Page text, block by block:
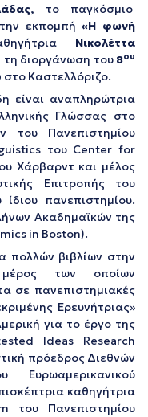
το παγκόσμιο
εκπομπή«Η φωνή
Νικολέττα
διοργάνωση του 8ου
στο Καστελλόριζο.
είναι αναπληρώτρια
Γλώσσας στο
του Πανεπιστημίου
του Center for
Χάρβαρντ και μέλος
Επιτροπής του
πανεπιστημίου.
Ακαδημαϊκών της
in Boston).
πολλών βιβλίων στην
των οποίων
σε πανεπιστημιακές
Ερευνήτριας»
για το έργο της
Ideas Research
πρόεδρος Διεθνών
καθηγήτρια
του Πανεπιστημίου